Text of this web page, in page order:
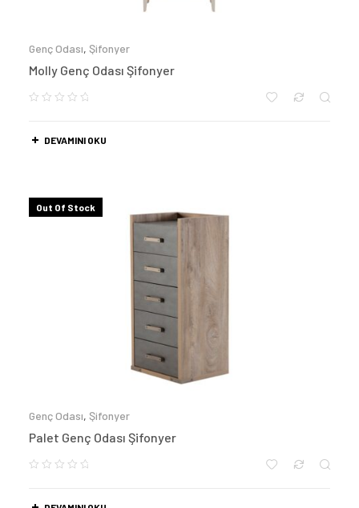
Genç Odası, Şifonyer
Molly Genç Odası Şifonyer
DEVAMINI OKU
Out Of Stock
Genç Odası, Şifonyer
Palet Genç Odası Şifonyer